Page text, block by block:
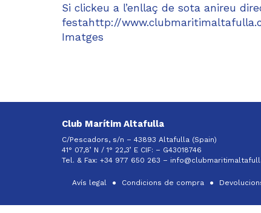
Si clickeu a l’enllaç de sota anireu
festahttp://
Imatges
Club Marítim Altafulla
C/Pescadors, s/n – 43893 Altafulla (Spain)
41° 07,8’ N / 1° 22,3’ E CIF: – G43018746
Tel. & Fax: +34 977 650 263 –
Avís legal Condicions de compra